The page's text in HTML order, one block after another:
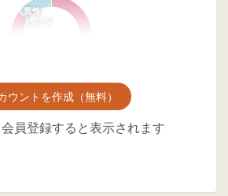
ウントを作成（無料）
員登録すると表示されます